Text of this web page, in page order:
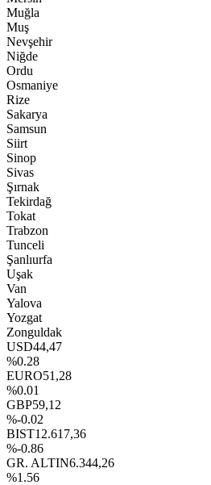
Muğla
Muş
Nevşehir
Niğde
Ordu
Osmaniye
Rize
Sakarya
Samsun
Siirt
Sinop
Sivas
Şırnak
Tekirdağ
Tokat
Trabzon
Tunceli
Şanlıurfa
Uşak
Van
Yalova
Yozgat
Zonguldak
USD44,47
%0.28
EURO51,28
%0.01
GBP59,12
%-0.02
BIST12.617,36
%-0.86
GR. ALTIN6.344,26
%1.56